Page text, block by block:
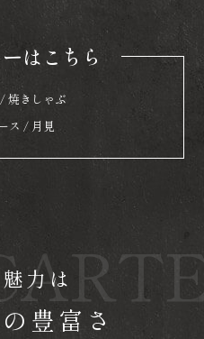
はこちら
焼きしゃぶ
ス / 月見
力は
豊富さ